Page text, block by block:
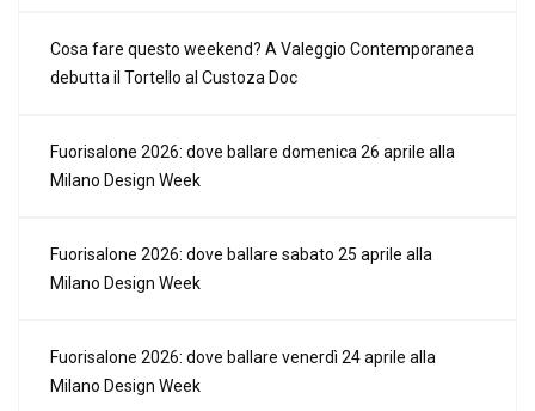
Cosa fare questo weekend? A Valeggio Contemporanea
debutta il Tortello al Custoza Doc
Fuorisalone 2026: dove ballare domenica 26 aprile alla
Milano Design Week
Fuorisalone 2026: dove ballare sabato 25 aprile alla
Milano Design Week
Fuorisalone 2026: dove ballare venerdì 24 aprile alla
Milano Design Week